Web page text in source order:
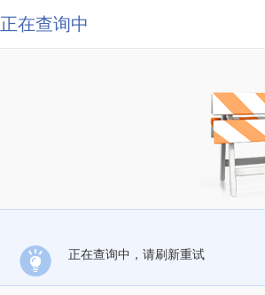
正在查询中
正在查询中，请刷新重试